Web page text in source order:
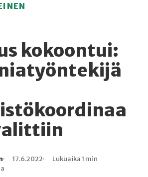
kokoontui:
17.6.2022
Lukuaika 1 min